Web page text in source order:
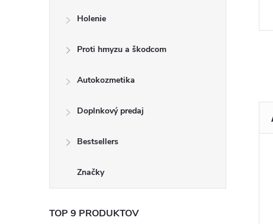
Holenie
Proti hmyzu a škodcom
Autokozmetika
Doplnkový predaj
Bestsellers
Značky
TOP 9 PRODUKTOV
8585025504877